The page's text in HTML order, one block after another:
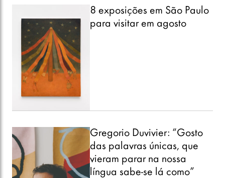
8 exposições em São Paulo
para visitar em agosto
Gregorio Duvivier: “Gosto
das palavras únicas, que
vieram parar na nossa
língua sabe-se lá como”